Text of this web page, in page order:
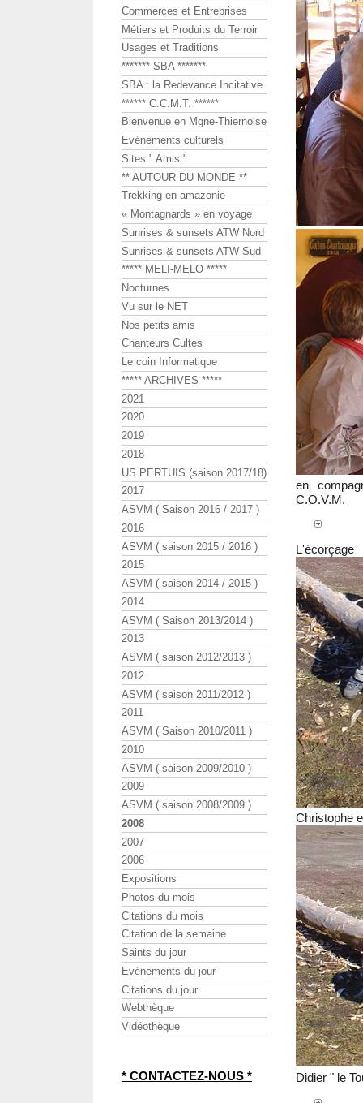
en
C.O.V.M.
L'écorçage
Christophe
Didier " le
Commerces et Entreprises
Métiers et Produits du Terroir
Usages et Traditions
******* SBA *******
SBA : la Redevance Incitative
****** C.C.M.T. ******
Bienvenue en Mgne-Thiernoise
Evénements culturels
Sites " Amis "
** AUTOUR DU MONDE **
Trekking en amazonie
« Montagnards » en voyage
Sunrises & sunsets ATW Nord
Sunrises & sunsets ATW Sud
***** MELI-MELO *****
Nocturnes
Vu sur le NET
Nos petits amis
Chanteurs Cultes
Le coin Informatique
***** ARCHIVES *****
2021
2020
2019
2018
US PERTUIS (saison 2017/18)
2017
ASVM ( Saison 2016 / 2017 )
2016
ASVM ( saison 2015 / 2016 )
2015
ASVM ( saison 2014 / 2015 )
2014
ASVM ( Saison 2013/2014 )
2013
ASVM ( saison 2012/2013 )
2012
ASVM ( saison 2011/2012 )
2011
ASVM ( Saison 2010/2011 )
2010
ASVM ( saison 2009/2010 )
2009
ASVM ( saison 2008/2009 )
2008
2007
2006
Expositions
Photos du mois
Citations du mois
Citation de la semaine
Saints du jour
Evénements du jour
Citations du jour
Webthèque
Vidéothèque
* CONTACTEZ-NOUS *